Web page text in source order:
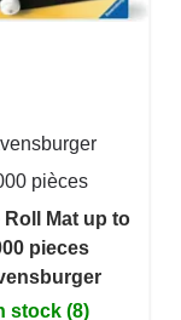
pièces
Roll Mat up to
pieces
stock (8)